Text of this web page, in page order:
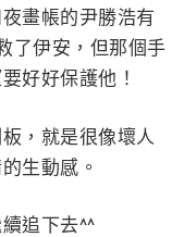
畫帳的尹勝浩有
了伊安，但那個手
好好保護他！
，就是很像壞人
生動感。
追下去^^